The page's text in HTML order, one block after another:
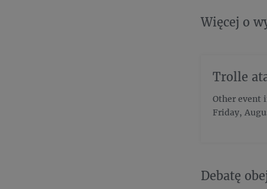
Więcej o
Trolle
Other event
Friday,
Debatę